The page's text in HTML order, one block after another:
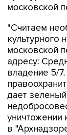
московской
"Считаем
культурного
московской
адресу:
владение 5/
дает
уничтожении
в